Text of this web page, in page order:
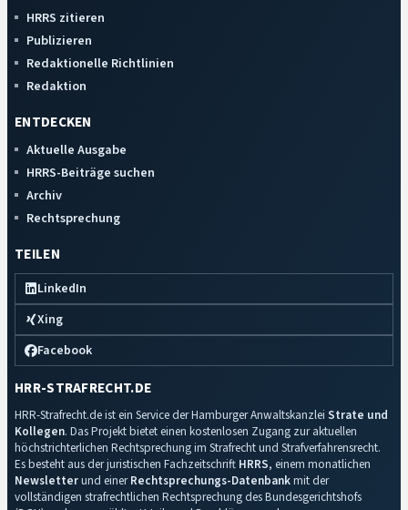
HRRS zitieren
Publizieren
Redaktionelle Richtlinien
Redaktion
ENTDECKEN
Aktuelle Ausgabe
HRRS-Beiträge suchen
Archiv
Rechtsprechung
TEILEN
LinkedIn
Xing
Facebook
HRR-STRAFRECHT.DE
HRR-Strafrecht.de ist ein Service der Hamburger Anwaltskanzlei Strate und
Kollegen. Das Projekt bietet einen kostenlosen Zugang zur aktuellen
höchstrichterlichen Rechtsprechung im Strafrecht und Strafverfahrensrecht.
Es besteht aus der juristischen Fachzeitschrift HRRS, einem monatlichen
Newsletterund einerRechtsprechungs-Datenbankmit der
vollständigen strafrechtlichen Rechtsprechung des Bundesgerichtshofs